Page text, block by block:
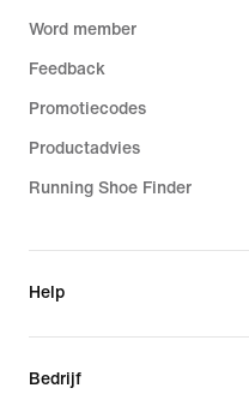
Word member
Feedback
Promotiecodes
Productadvies
Running Shoe Finder
Help
Bedrijf